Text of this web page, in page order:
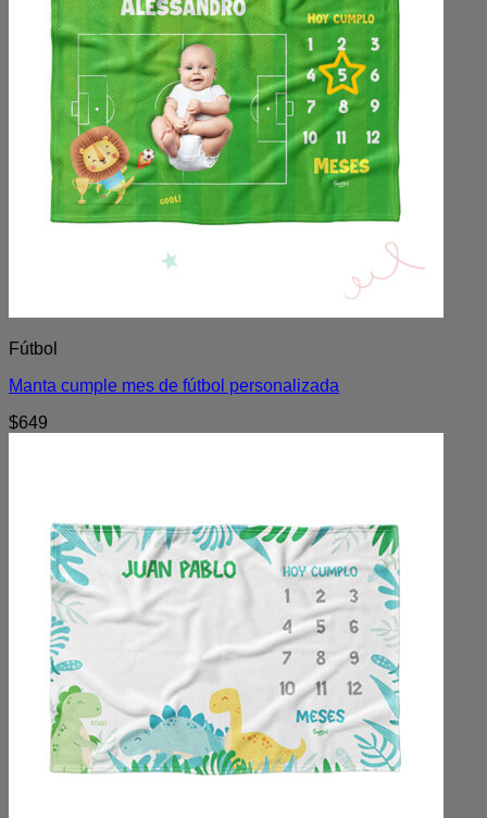
Fútbol
Manta cumple mes de fútbol personalizada
$649